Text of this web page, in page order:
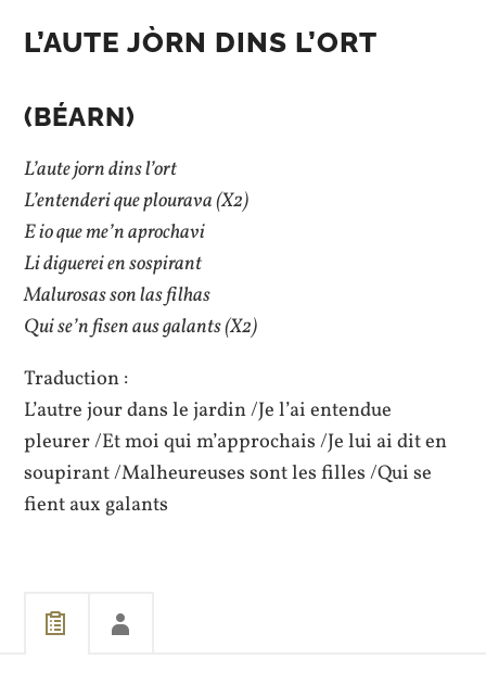
L’AUTE JÒRN DINS L’ORT
(BÉARN)
L’aute jorn dins l’ort
L’entenderi que plourava (X2)
E io que me’n aprochavi
Li diguerei en sospirant
Malurosas son las filhas
Qui se’n fisen aus galants (X2)
Traduction :
L’autre jour dans le jardin /Je l’ai entendue
pleurer /Et moi qui m’approchais /Je lui ai dit en
soupirant /Malheureuses sont les filles /Qui se
fient aux galants